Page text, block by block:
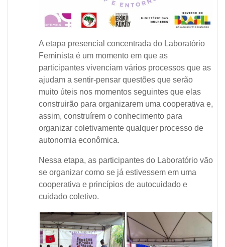
A etapa presencial concentrada do Laboratório
Feminista é um momento em que as
participantes vivenciam vários processos que as
ajudam a sentir-pensar questões que serão
muito úteis nos momentos seguintes que elas
construirão para organizarem uma cooperativa e,
assim, construírem o conhecimento para
organizar coletivamente qualquer processo de
autonomia econômica.
Nessa etapa, as participantes do Laboratório vão
se organizar como se já estivessem em uma
cooperativa e princípios de autocuidado e
cuidado coletivo.